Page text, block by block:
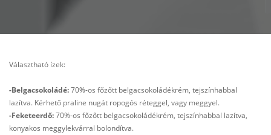
Választható ízek:
-Belgacsokoládé:70%-os főzőtt belgacsokoládékrém, tejszínhabbal
lazítva. Kérhető praline nugát ropogós réteggel, vagy meggyel.
-Feketeerdő:70%-os főzőtt belgacsokoládékrém, tejszínhabbal lazítva,
konyakos meggylekvárral bolondítva.